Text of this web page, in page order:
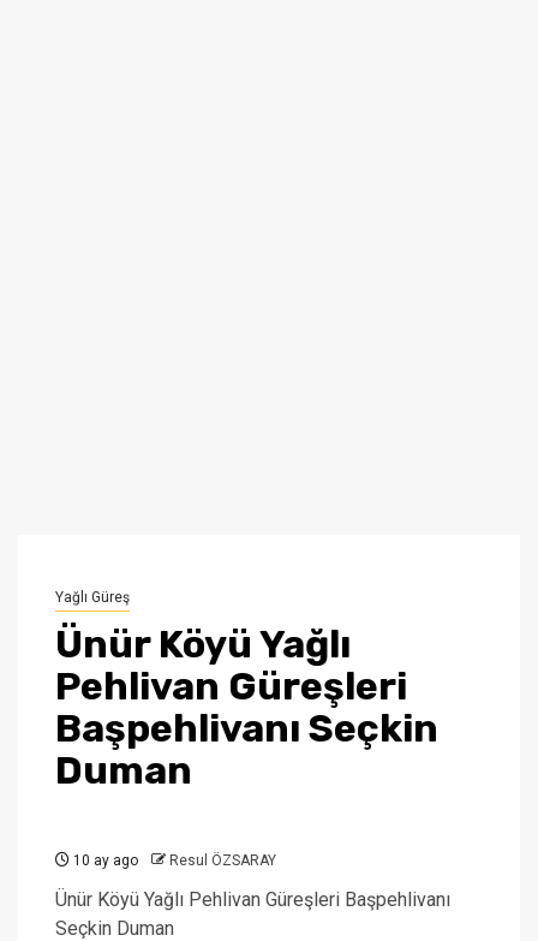
Yağlı Güreş
Ünür Köyü Yağlı
Pehlivan Güreşleri
Başpehlivanı Seçkin
Duman
10 ay ago Resul ÖZSARAY
Ünür Köyü Yağlı Pehlivan Güreşleri Başpehlivanı
Seçkin Duman